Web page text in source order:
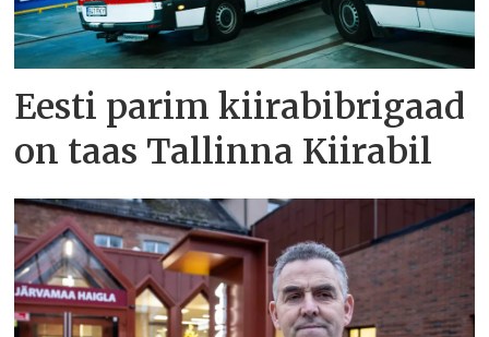
Eesti parim kiirabibrigaad
on taas Tallinna Kiirabil